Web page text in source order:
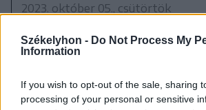
Székelyhon - Do Not Process My
Information
If you wish to opt-out of the sale, sharing
processing of your personal or sensitive
2023. október 05., csütörtök
Három földrengés is